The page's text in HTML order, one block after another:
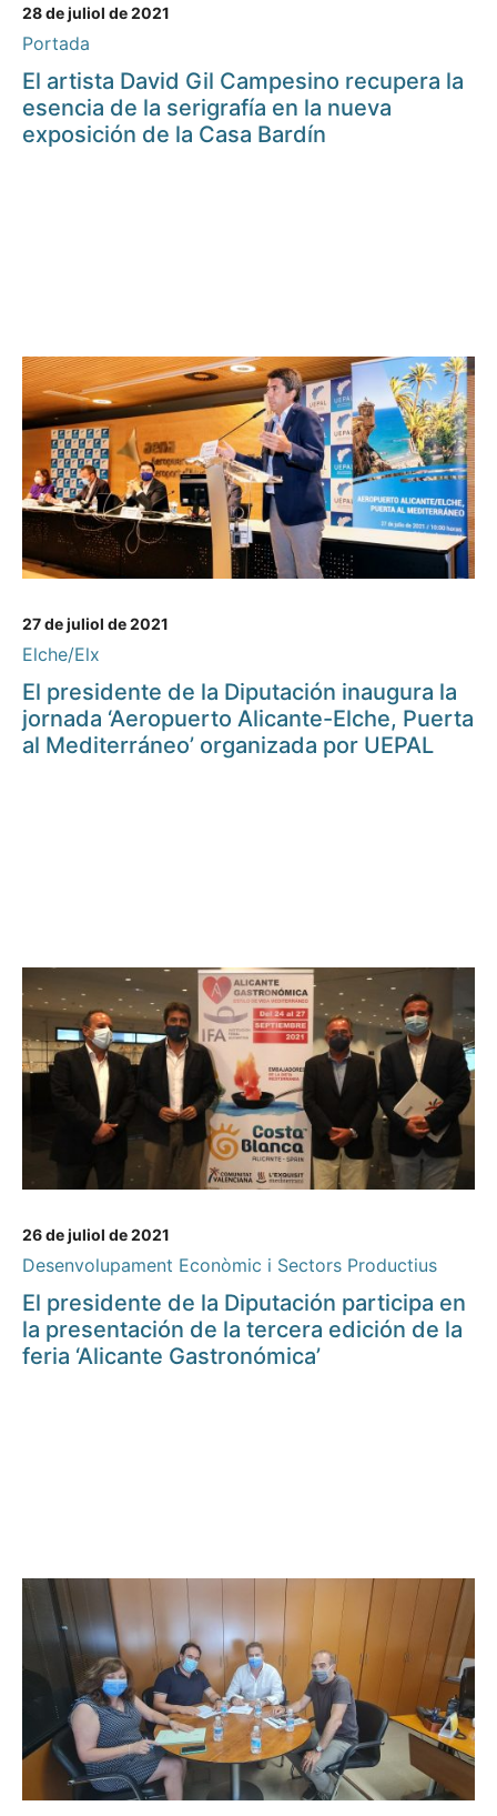
28 de juliol de 2021
Portada
El artista David Gil Campesino recupera la
esencia de la serigrafía en la nueva
exposición de la Casa Bardín
27 de juliol de 2021
Elche/Elx
El presidente de la Diputación inaugura la
jornada ‘Aeropuerto Alicante-Elche, Puerta
al Mediterráneo’ organizada por UEPAL
26 de juliol de 2021
Desenvolupament Econòmic i Sectors Productius
El presidente de la Diputación participa en
la presentación de la tercera edición de la
feria ‘Alicante Gastronómica’